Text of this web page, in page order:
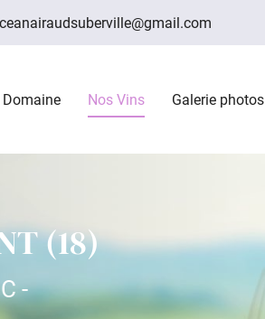
Domaine Nos Vins Galerie photos
(18)
-